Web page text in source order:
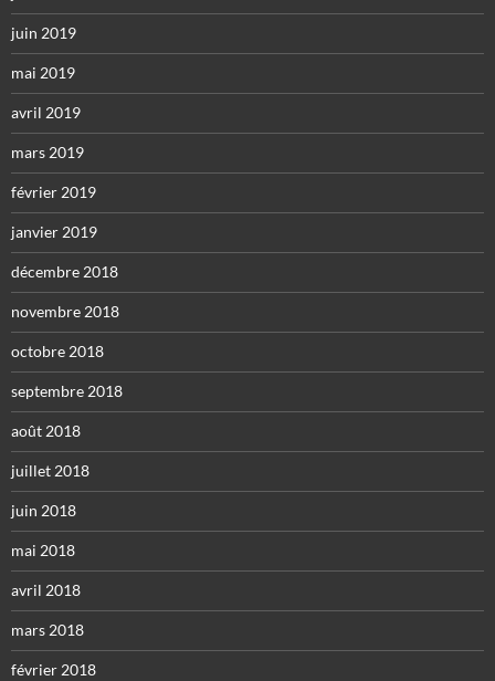
juin 2019
mai 2019
avril 2019
mars 2019
février 2019
janvier 2019
décembre 2018
novembre 2018
octobre 2018
septembre 2018
août 2018
juillet 2018
juin 2018
mai 2018
avril 2018
mars 2018
février 2018